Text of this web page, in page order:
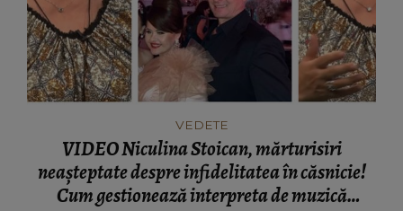
VEDETE
VIDEO Niculina Stoican, mărturisiri
neașteptate despre infidelitatea în căsnicie!
Cum gestionează interpreta de muzică